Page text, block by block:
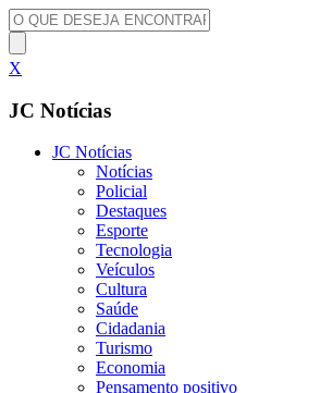
X
JC Notícias
JC Notícias
Notícias
Policial
Destaques
Esporte
Tecnologia
Veículos
Cultura
Saúde
Cidadania
Turismo
Economia
Pensamento positivo